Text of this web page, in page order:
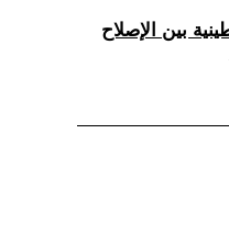
بين الإصلاح